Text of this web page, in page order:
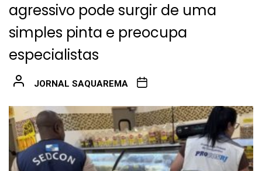
agressivo pode surgir de uma
simples pinta e preocupa
especialistas
JORNAL SAQUAREMA